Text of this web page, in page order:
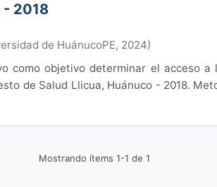
- 2018
de HuánucoPE, 2024)
como objetivo determinar el acceso
de Salud Llicua, Huánuco - 2018.
Mostrando ítems 1-1 de 1